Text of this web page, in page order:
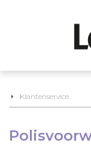
Klantenservice